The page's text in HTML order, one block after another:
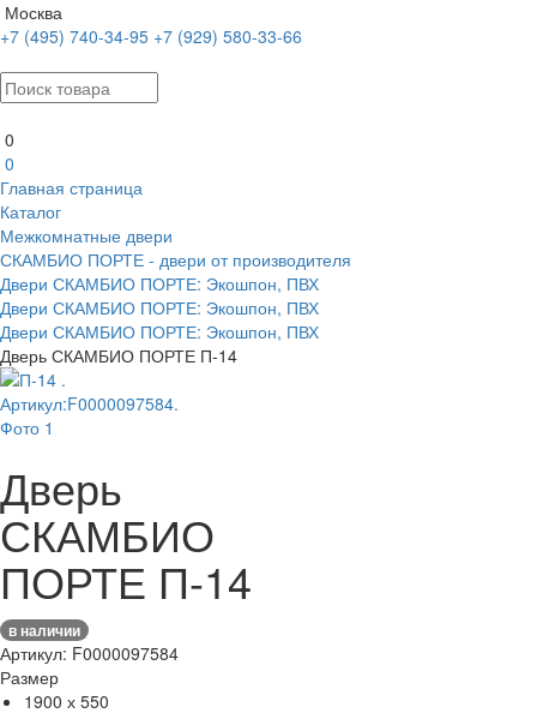
Москва
+7 (495) 740-34-95 +7 (929) 580-33-66
0
0
Главная страница
Каталог
Межкомнатные двери
СКАМБИО ПОРТЕ - двери от производителя
Двери СКАМБИО ПОРТЕ: Экошпон, ПВХ
Двери СКАМБИО ПОРТЕ: Экошпон, ПВХ
Двери СКАМБИО ПОРТЕ: Экошпон, ПВХ
Дверь СКАМБИО ПОРТЕ П-14
Дверь
СКАМБИО
ПОРТЕ П-14
в наличии
Артикул: F0000097584
Размер
1900 х 550